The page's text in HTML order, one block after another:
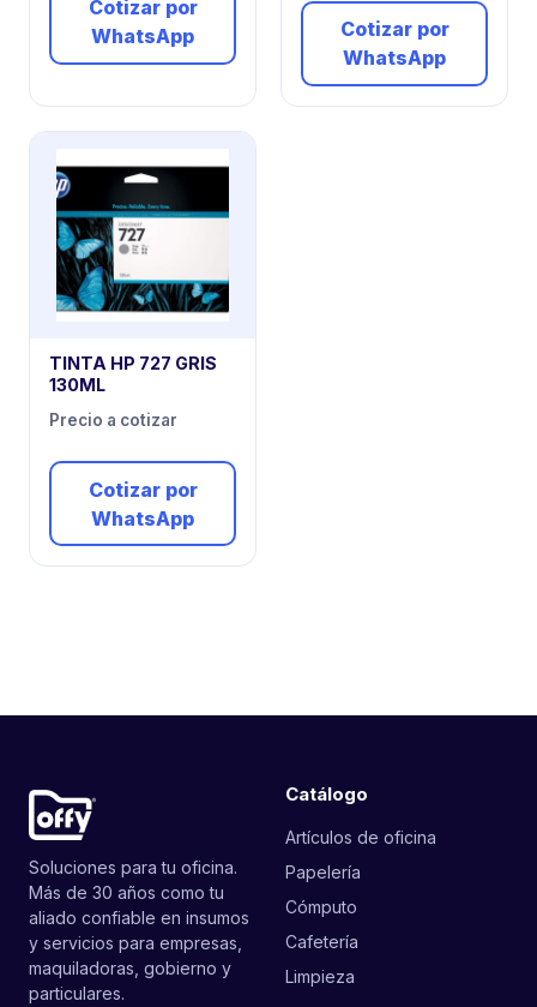
Cotizar por
WhatsApp
Cotizar por
WhatsApp
TINTA HP 727 GRIS
130ML
Precio a cotizar
Cotizar por
WhatsApp
Soluciones para tu oficina.
Más de 30 años como tu
aliado confiable en insumos
y servicios para empresas,
maquiladoras, gobierno y
particulares.
Catálogo
Artículos de oficina
Papelería
Cómputo
Cafetería
Limpieza